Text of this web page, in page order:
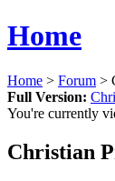
Home
Home > Forum >
Full Version:
You're currently
Christian